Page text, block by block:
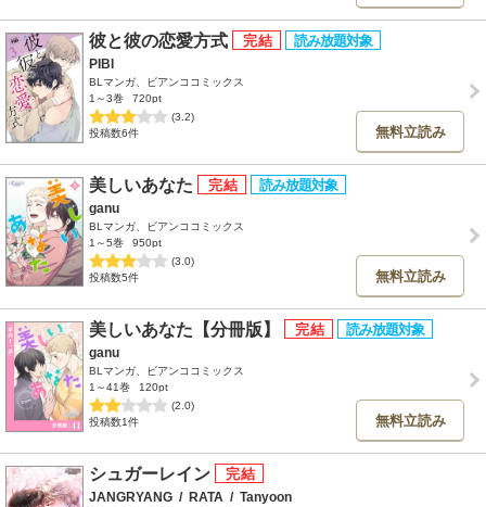
彼と彼の恋愛方式
PIBI
BLマンガ、ビアンココミックス
1～3巻
720pt
(3.2)
投稿数6件
無料立読み
美しいあなた
ganu
BLマンガ、ビアンココミックス
1～5巻
950pt
(3.0)
投稿数5件
無料立読み
美しいあなた【分冊版】
ganu
BLマンガ、ビアンココミックス
1～41巻
120pt
(2.0)
投稿数1件
無料立読み
シュガーレイン
JANGRYANG / RATA / Tanyoon